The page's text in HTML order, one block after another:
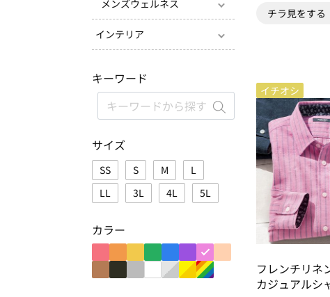
メンズウェルネス
インテリア
キーワード
サイズ
SS S M
L
LL
3L 4L 5L
カラー
チラ見をする
イチオシ
フレンチリネ
カジュアルシ